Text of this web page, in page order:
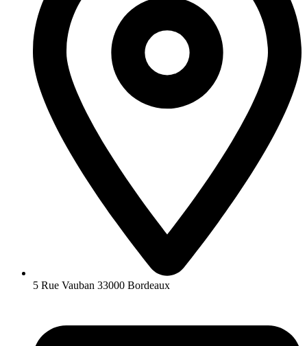
5 Rue Vauban 33000 Bordeaux